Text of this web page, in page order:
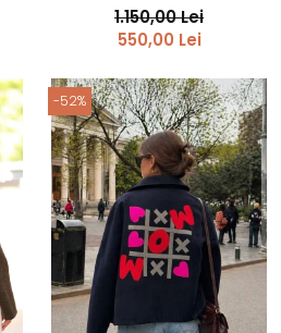
1.150,00 Lei
550,00 Lei
-52%